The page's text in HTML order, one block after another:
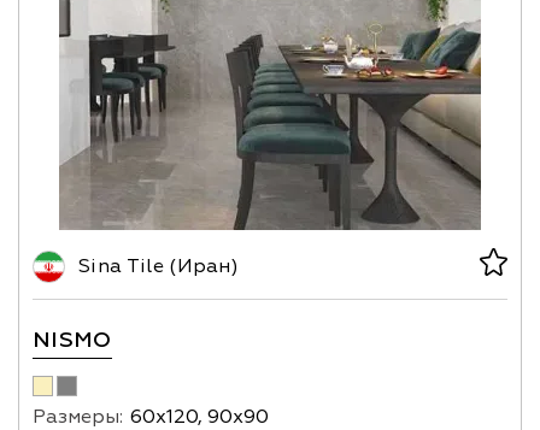
Sina Tile (Иран)
NISMO
Размеры: 60х120, 90х90